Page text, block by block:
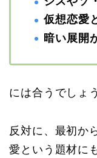
仮想恋愛
暗い展開
には合うでしょ
反対に、最初か
愛という題材に